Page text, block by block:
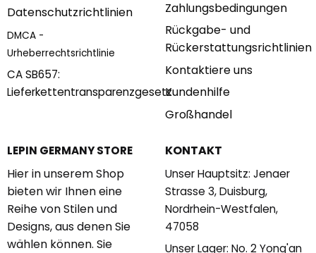
Datenschutzrichtlinien
DMCA -
Urheberrechtsrichtlinie
CA SB657:
Lieferkettentransparenzgesetz
Zahlungsbedingungen
Rückgabe- und
Rückerstattungsrichtlinien
Kontaktiere uns
Kundenhilfe
Großhandel
LEPIN GERMANY STORE
Hier in unserem Shop
bieten wir Ihnen eine
Reihe von Stilen und
Designs, aus denen Sie
wählen können. Sie
KONTAKT
Unser Hauptsitz: Jenaer
Strasse 3, Duisburg,
Nordrhein-Westfalen,
47058
Unser Lager: No. 2 Yong'an